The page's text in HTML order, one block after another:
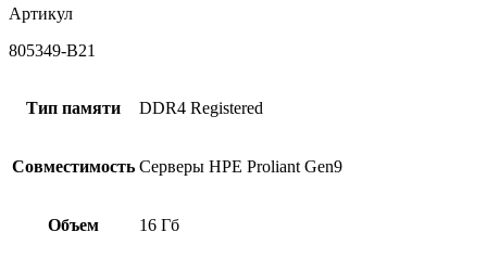
Артикул
805349-B21
Тип памяти DDR4 Registered
Совместимость Серверы HPE Proliant Gen9
Объем 16 Гб